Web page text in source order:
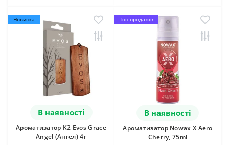
Новинка
В наявності
Ароматизатор K2 Evos Grace
Angel (Ангел) 4г
Топ продажів
В наявності
Ароматизатор Nowax X Aero
Cherry, 75ml